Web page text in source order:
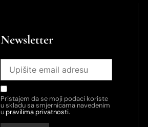
Newsletter
Pristajem da se moji podaci koriste
u skladu sa smjernicama navedenim
upravilima privatnosti.